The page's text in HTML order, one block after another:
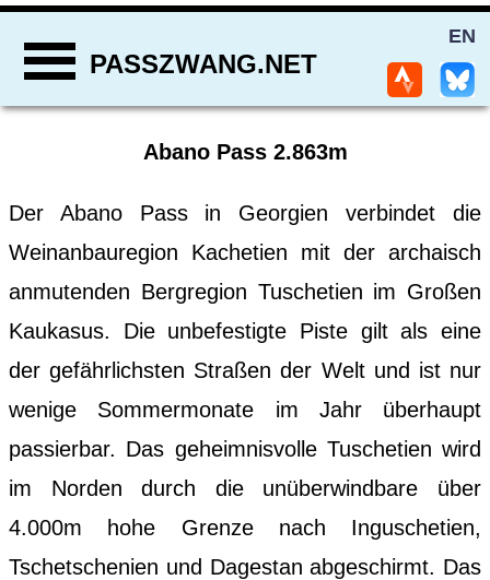
EN
PASSZWANG.NET
Abano Pass 2.863m
Der Abano Pass in Georgien verbindet die
Weinanbauregion Kachetien mit der archaisch
anmutenden Bergregion Tuschetien im Großen
Kaukasus. Die unbefestigte Piste gilt als eine
der gefährlichsten Straßen der Welt und ist nur
wenige Sommermonate im Jahr überhaupt
passierbar. Das geheimnisvolle Tuschetien wird
im Norden durch die unüberwindbare über
4.000m hohe Grenze nach Inguschetien,
Tschetschenien und Dagestan abgeschirmt. Das